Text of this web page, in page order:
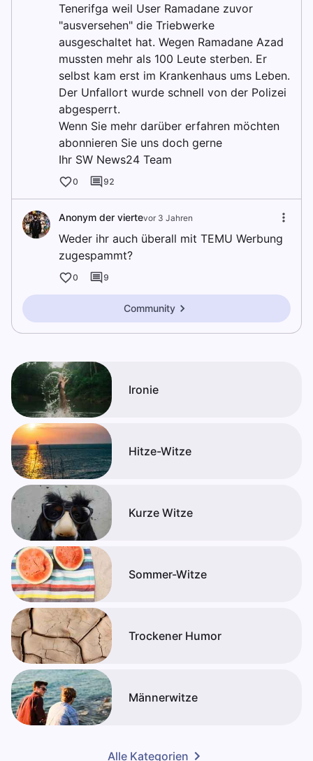
Tenerifga weil User Ramadane zuvor
"ausversehen" die Triebwerke
ausgeschaltet hat. Wegen Ramadane Azad
mussten mehr als 100 Leute sterben. Er
selbst kam erst im Krankenhaus ums Leben.
Der Unfallort wurde schnell von der Polizei
abgesperrt.
Wenn Sie mehr darüber erfahren möchten
abonnieren Sie uns doch gerne
Ihr SW News24 Team
0 92
Anonym der viertevor 3 Jahren
Weder ihr auch überall mit TEMU Werbung
zugespammt?
0 9
Community
Ironie
Hitze-Witze
Kurze Witze
Sommer-Witze
Trockener Humor
Männerwitze
Alle Kategorien